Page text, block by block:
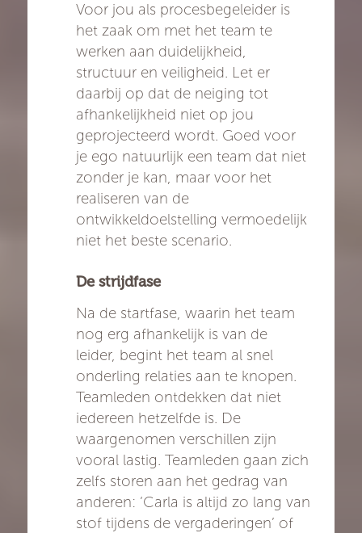
Voor jou als procesbegeleider is
het zaak om met het team te
werken aan duidelijkheid,
structuur en veiligheid. Let er
daarbij op dat de neiging tot
afhankelijkheid niet op jou
geprojecteerd wordt. Goed voor
je ego natuurlijk een team dat niet
zonder je kan, maar voor het
realiseren van de
ontwikkeldoelstelling vermoedelijk
niet het beste scenario.
De strijdfase
Na de startfase, waarin het team
nog erg afhankelijk is van de
leider, begint het team al snel
onderling relaties aan te knopen.
Teamleden ontdekken dat niet
iedereen hetzelfde is. De
waargenomen verschillen zijn
vooral lastig. Teamleden gaan zich
zelfs storen aan het gedrag van
anderen: ‘Carla is altijd zo lang van
stof tijdens de vergaderingen’ of